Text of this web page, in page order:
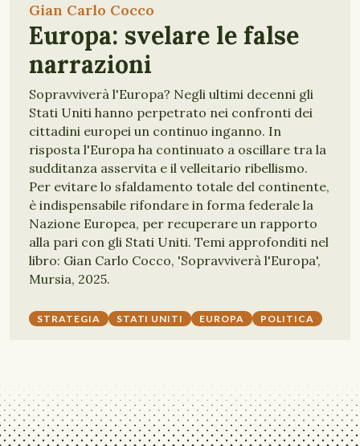
Gian Carlo Cocco
Europa: svelare le false
narrazioni
Sopravviverà l'Europa? Negli ultimi decenni gli
Stati Uniti hanno perpetrato nei confronti dei
cittadini europei un continuo inganno. In
risposta l'Europa ha continuato a oscillare tra la
sudditanza asservita e il velleitario ribellismo.
Per evitare lo sfaldamento totale del continente,
è indispensabile rifondare in forma federale la
Nazione Europea, per recuperare un rapporto
alla pari con gli Stati Uniti. Temi approfonditi nel
libro: Gian Carlo Cocco, 'Sopravviverà l'Europa',
Mursia, 2025.
STRATEGIA STATI UNITI EUROPA POLITICA